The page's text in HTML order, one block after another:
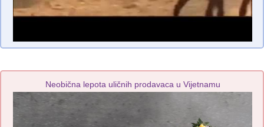
Neobična lepota uličnih prodavaca u Vijetnamu